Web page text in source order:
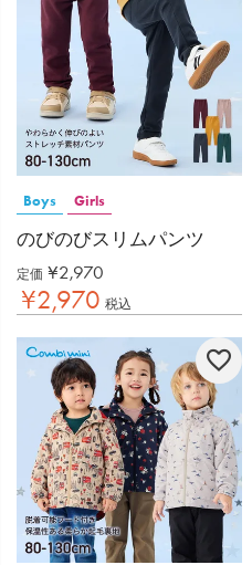
Boys Girls
のびのびスリムパンツ
定価 ¥2,970
¥2,970 税込